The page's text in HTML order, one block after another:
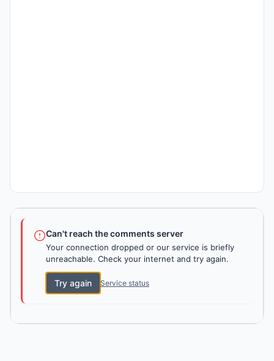
Can't reach the comments server
Your connection dropped or our service is briefly
unreachable. Check your internet and try again.
Try again Service status